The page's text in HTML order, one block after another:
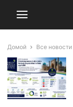
Домой Все новости